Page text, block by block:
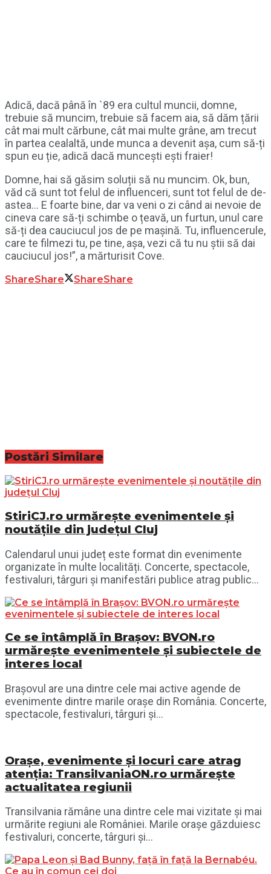
Adică, dacă până în `89 era cultul muncii, domne,
trebuie să muncim, trebuie să facem aia, să dăm țării
cât mai mult cărbune, cât mai multe grâne, am trecut
în partea cealaltă, unde munca a devenit așa, cum să-ți
spun eu ție, adică dacă muncești ești fraier!
Domne, hai să găsim soluții să nu muncim. Ok, bun,
văd că sunt tot felul de influenceri, sunt tot felul de de-
astea… E foarte bine, dar va veni o zi când ai nevoie de
cineva care să-ți schimbe o țeavă, un furtun, unul care
să-ți dea cauciucul jos de pe mașină. Tu, influencerule,
care te filmezi tu, pe tine, așa, vezi că tu nu știi să dai
cauciucul jos!”, a mărturisit Cove.
ShareShare ShareShare
Postări Similare
StiriCJ.ro urmărește evenimentele și
noutățile din județul Cluj
Calendarul unui județ este format din evenimente
organizate în multe localități. Concerte, spectacole,
festivaluri, târguri și manifestări publice atrag public...
Ce se întâmplă în Brașov: BVON.ro
urmărește evenimentele și subiectele de
interes local
Brașovul are una dintre cele mai active agende de
evenimente dintre marile orașe din România. Concerte,
spectacole, festivaluri, târguri și...
Orașe, evenimente și locuri care atrag
atenția: TransilvaniaON.ro urmărește
actualitatea regiunii
Transilvania rămâne una dintre cele mai vizitate și mai
urmărite regiuni ale României. Marile orașe găzduiesc
festivaluri, concerte, târguri și...